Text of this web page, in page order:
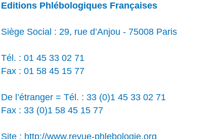
Editions Phlébologiques Françaises
Siège Social : 29, rue d’Anjou - 75008 Paris
Tél. : 01 45 33 02 71
Fax : 01 58 45 15 77
De l’étranger = Tél. : 33 (0)1 45 33 02 71
Fax : 33 (0)1 58 45 15 77
Site : http://www.revue-phlebologie.org